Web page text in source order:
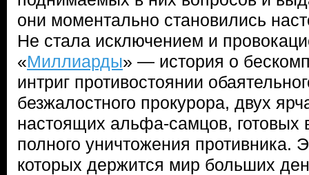
они моментально становились
Не стала исключением и
«Миллиарды» — история о
интриг противостоянии
безжалостного прокурора, двух
настоящих альфа-самцов, готовых
полного уничтожения противника.
которых держится мир больших